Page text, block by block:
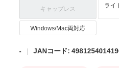
キャップレス ライ
Windows/Mac両対応
- JANコード: